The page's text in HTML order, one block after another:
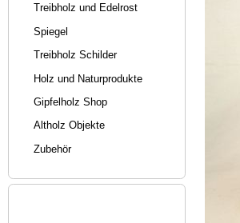
Treibholz und Edelrost
Spiegel
Treibholz Schilder
Holz und Naturprodukte
Gipfelholz Shop
Altholz Objekte
Zubehör